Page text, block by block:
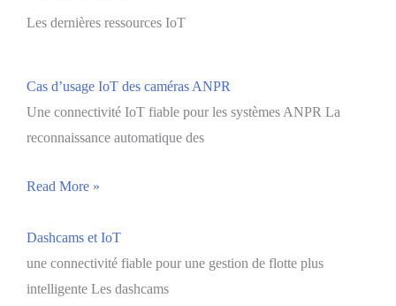
Les dernières ressources IoT
Cas d’usage IoT des caméras ANPR
Une connectivité IoT fiable pour les systèmes ANPR La
reconnaissance automatique des
Read More »
Dashcams et IoT
une connectivité fiable pour une gestion de flotte plus
intelligente Les dashcams